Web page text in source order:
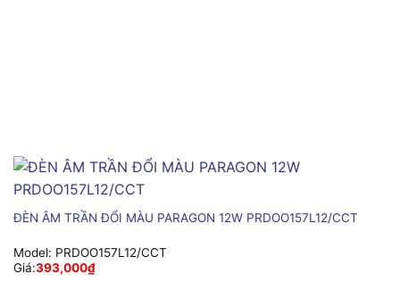
ĐÈN ÂM TRẦN ĐỔI MÀU PARAGON 12W PRDOO157L12/CCT
Model: PRDOO157L12/CCT
Giá:393,000₫